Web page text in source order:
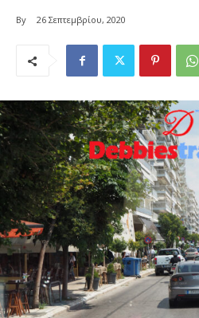
By 26 Σεπτεμβρίου, 2020